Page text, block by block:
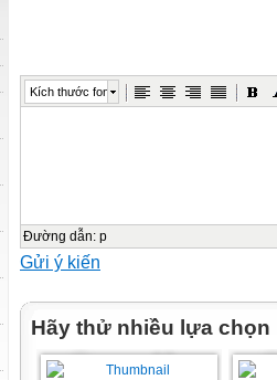
Kích thước font
Đường dẫn: p
Gửi ý kiến
Hãy thử nhiều lựa chọn